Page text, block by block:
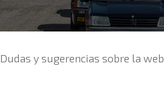
Dudas y sugerencias sobre la web